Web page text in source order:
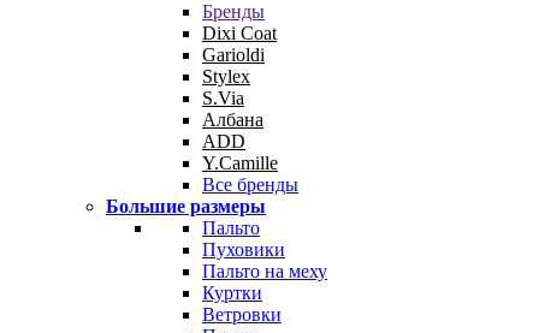
Бренды
Dixi Coat
Garioldi
Stylex
S.Via
Албана
ADD
Y.Camille
Все бренды
Большие размеры
Пальто
Пуховики
Пальто на меху
Куртки
Ветровки